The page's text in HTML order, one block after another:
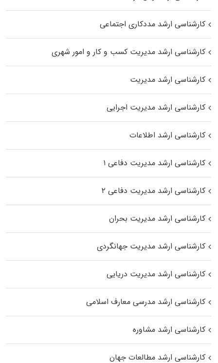
کارشناسی ارشد مددکاری اجتماعی
کارشناسی ارشد مدیریت کسب و کار و امور شهری
کارشناسی ارشد مدیریت
کارشناسی ارشد مدیریت اجرایی
کارشناسی ارشد اطلاعات
کارشناسی ارشد مدیریت دفاعی ۱
کارشناسی ارشد مدیریت دفاعی ۲
کارشناسی ارشد مدیریت بحران
کارشناسی ارشد مدیریت جهانگردی
کارشناسی ارشد مدیریت دریایی
کارشناسی ارشد مدرسی معارف اسلامی
کارشناسی ارشد مشاوره
کارشناسی ارشد مطالعات جهان